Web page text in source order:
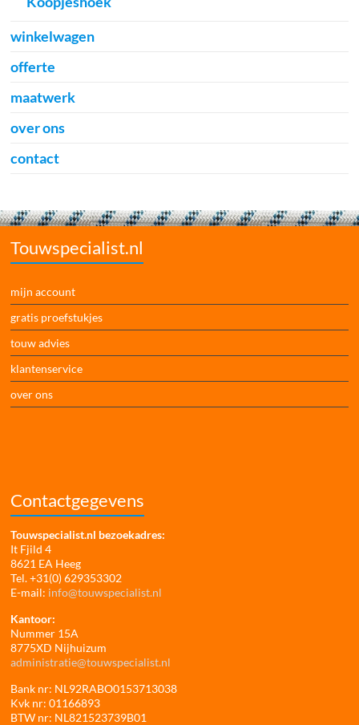
winkelwagen
offerte
maatwerk
over ons
contact
Touwspecialist.nl
mijn account
gratis proefstukjes
touw advies
klantenservice
over ons
Contactgegevens
Touwspecialist.nl bezoekadres:
It Fjild 4
8621 EA Heeg
Tel. +31(0) 629353302
E-mail: info@touwspecialist.nl
Kantoor:
Nummer 15A
8775XD Nijhuizum
administratie@touwspecialist.nl
Bank nr: NL92RABO0153713038
Kvk nr: 01166893
BTW nr: NL821523739B01